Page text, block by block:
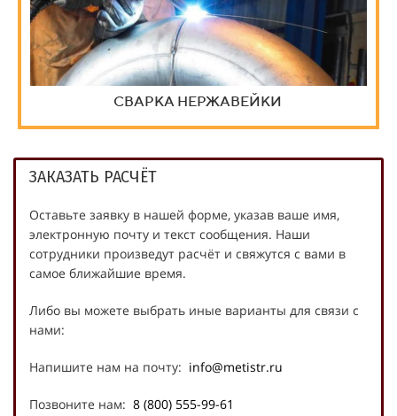
СВАРКА НЕРЖАВЕЙКИ
ЗАКАЗАТЬ РАСЧЁТ
Оставьте заявку в нашей форме, указав ваше имя,
электронную почту и текст сообщения. Наши
сотрудники произведут расчёт и свяжутся с вами в
самое ближайшие время.
Либо вы можете выбрать иные варианты для связи с
нами:
Напишите нам на почту: info@metistr.ru
Позвоните нам: 8 (800) 555-99-61